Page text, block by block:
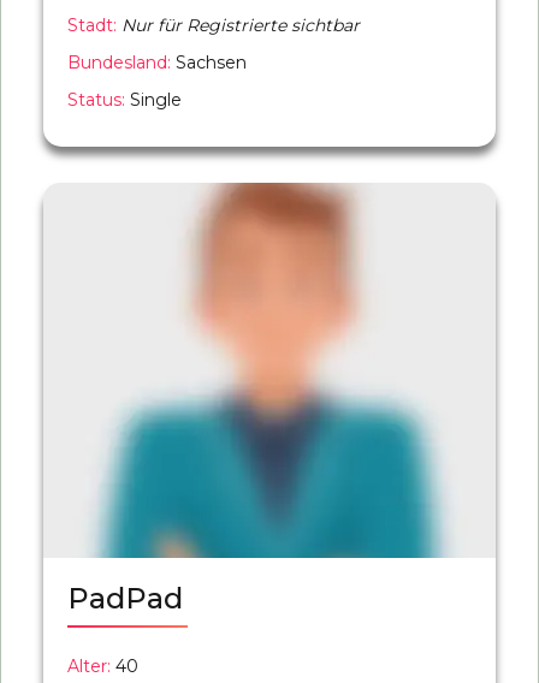
Stadt: Nur für Registrierte sichtbar
Bundesland: Sachsen
Status: Single
PadPad
Alter: 40